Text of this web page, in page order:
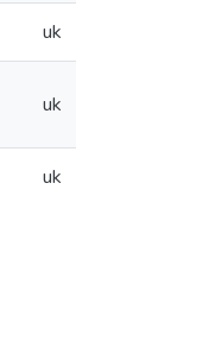
uk
uk
uk